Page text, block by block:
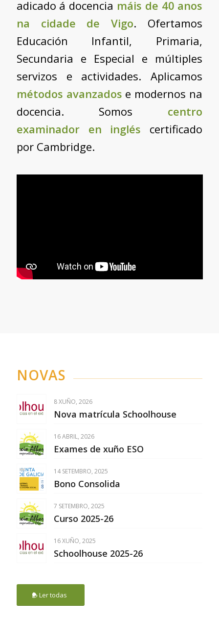
adicado á docencia máis de 40 anos
na cidade de Vigo. Ofertamos
Educación Infantil, Primaria,
Secundaria e Especial e múltiples
servizos e actividades. Aplicamos
métodos avanzados e modernos na
docencia. Somos centro
examinador en inglés certificado
por Cambridge.
NOVAS
8 XUÑO, 2026
Nova matrícula Schoolhouse
16 ABRIL, 2026
Exames de xuño ESO
14 SETEMBRO, 2025
Bono Consolida
7 SETEMBRO, 2025
Curso 2025-26
16 XUÑO, 2025
Schoolhouse 2025-26
Ler todas